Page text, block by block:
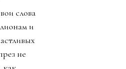
слова
и
не